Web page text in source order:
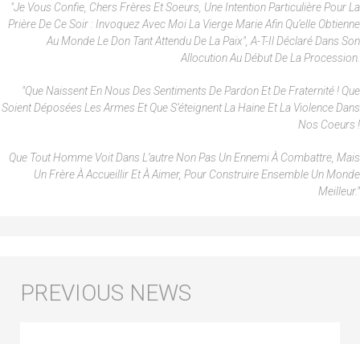
"Je Vous Confie, Chers Frères Et Soeurs, Une Intention Particulière Pour La
Prière De Ce Soir : Invoquez Avec Moi La Vierge Marie Afin Qu’elle Obtienne
Au Monde Le Don Tant Attendu De La Paix", A-T-Il Déclaré Dans Son
Allocution Au Début De La Procession.
"Que Naissent En Nous Des Sentiments De Pardon Et De Fraternité ! Que
Soient Déposées Les Armes Et Que S’éteignent La Haine Et La Violence Dans
Nos Coeurs !
Que Tout Homme Voit Dans L’autre Non Pas Un Ennemi À Combattre, Mais
Un Frère À Accueillir Et À Aimer, Pour Construire Ensemble Un Monde
Meilleur."